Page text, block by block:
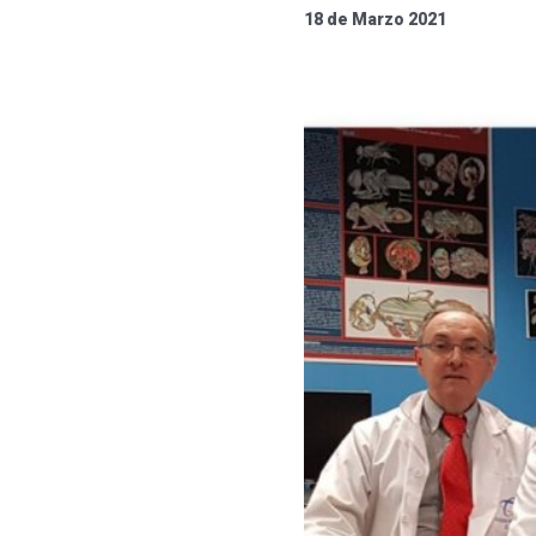
18 de Marzo 2021